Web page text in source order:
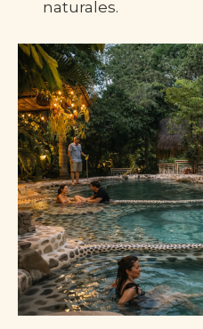
naturales.